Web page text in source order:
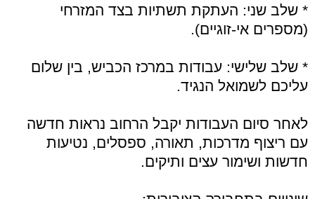
* שלב שני: העתקת תשתיות בצד המזרחי
(מספרים אי-זוגיים).
* שלב שלישי: עבודות במרכז הכביש, בין שלום
עליכם לשמואל הנגיד.
לאחר סיום העבודות יקבל הרחוב נראות חדשה
עם ריצוף מדרכות, תאורה, ספסלים, נטיעות
חדשות ושימור עצים ותיקים.